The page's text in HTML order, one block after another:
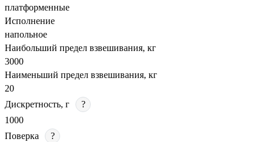
платформенные
Исполнение
напольное
Наибольший предел взвешивания, кг
3000
Наименьший предел взвешивания, кг
20
Дискретность, г
?
1000
Поверка
?